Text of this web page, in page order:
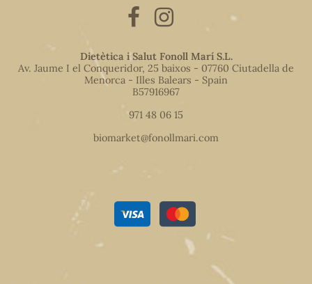
Dietètica i Salut Fonoll Marí S.L.
Av. Jaume I el Conqueridor, 25 baixos - 07760 Ciutadella de
Menorca - Illes Balears - Spain
B57916967
971 48 06 15
biomarket@fonollmari.com